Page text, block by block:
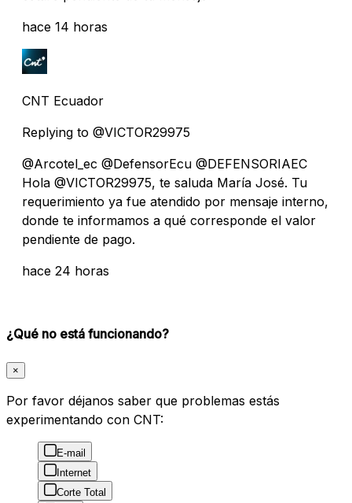
hace 14 horas
CNT Ecuador
Replying to @VICTOR29975
@Arcotel_ec @DefensorEcu @DEFENSORIAEC
Hola @VICTOR29975, te saluda María José. Tu
requerimiento ya fue atendido por mensaje interno,
donde te informamos a qué corresponde el valor
pendiente de pago.
hace 24 horas
¿Qué no está funcionando?
×
Por favor déjanos saber que problemas estás
experimentando con CNT:
E-mail
Internet
Corte Total